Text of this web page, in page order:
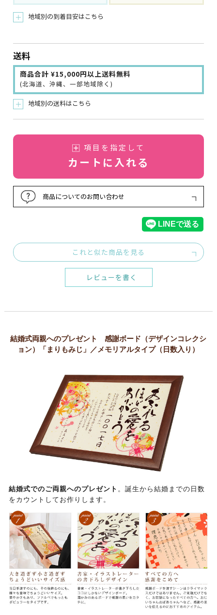
＋ 地域別の到着目安はこちら
送料
商品合計 ¥15,000円以上送料無料
(北海道、沖縄、一部地域除く)
＋ 地域別の送料はこちら
項目を指定して
カートに入れる
商品についてのお問い合わせ
これと似た商品を見る
レビューを書く
結婚式両親へのプレゼント 感謝ボード（デザインコレクシ
ョン）「まりもみじ」／メモリアルタイプ（日数入り）
結婚式でのご両親へのプレゼント 。誕生から結婚までの日数
をカウントしてお作りします。